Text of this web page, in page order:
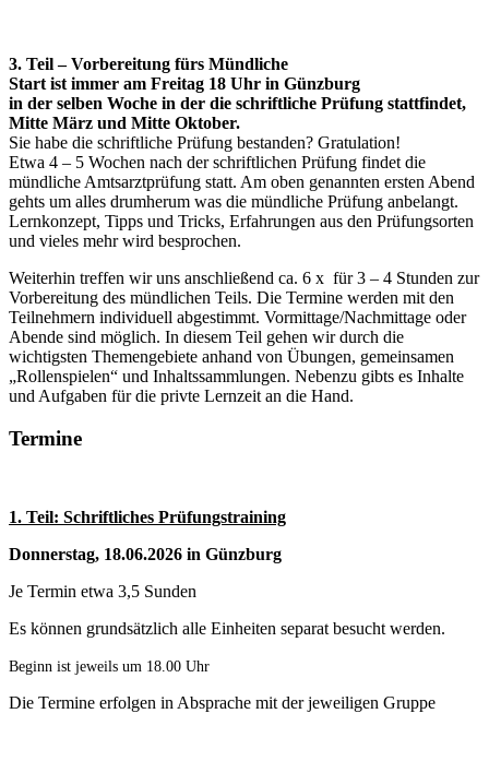
3. Teil – Vorbereitung fürs Mündliche
Start ist immer am Freitag 18 Uhr in Günzburg
in der selben Woche in der die schriftliche Prüfung stattfindet,
Mitte März und Mitte Oktober.
Sie habe die schriftliche Prüfung bestanden? Gratulation!
Etwa 4 – 5 Wochen nach der schriftlichen Prüfung findet die
mündliche Amtsarztprüfung statt. Am oben genannten ersten Abend
gehts um alles drumherum was die mündliche Prüfung anbelangt.
Lernkonzept, Tipps und Tricks, Erfahrungen aus den Prüfungsorten
und vieles mehr wird besprochen.
Weiterhin treffen wir uns anschließend ca. 6 x für 3 – 4 Stunden zur
Vorbereitung des mündlichen Teils. Die Termine werden mit den
Teilnehmern individuell abgestimmt. Vormittage/Nachmittage oder
Abende sind möglich. In diesem Teil gehen wir durch die
wichtigsten Themengebiete anhand von Übungen, gemeinsamen
„Rollenspielen“ und Inhaltssammlungen. Nebenzu gibts es Inhalte
und Aufgaben für die privte Lernzeit an die Hand.
Termine
1. Teil: Schriftliches Prüfungstraining
Donnerstag, 18.06.2026 in Günzburg
Je Termin etwa 3,5 Sunden
Es können grundsätzlich alle Einheiten separat besucht werden.
Beginn ist jeweils um 18.00 Uhr
Die Termine erfolgen in Absprache mit der jeweiligen Gruppe